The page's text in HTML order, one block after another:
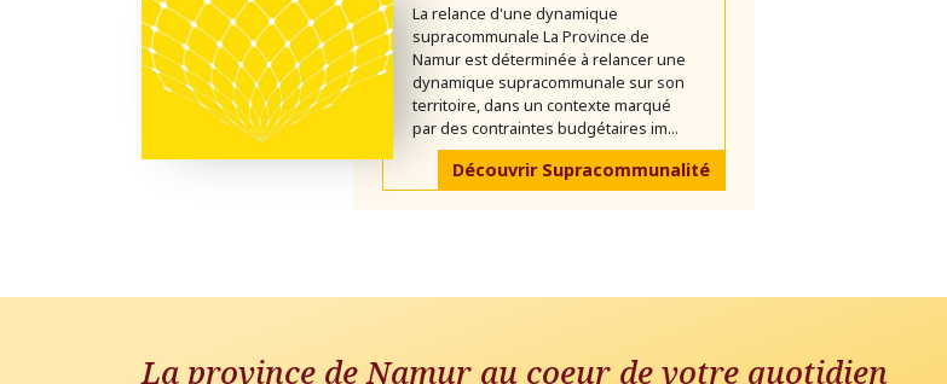
La relance d'une dynamique
supracommunale La Province de
Namur est déterminée à relancer une
dynamique supracommunale sur son
territoire, dans un contexte marqué
par des contraintes budgétaires im...
Découvrir Supracommunalité
La province de Namur au coeur de votre quotidien